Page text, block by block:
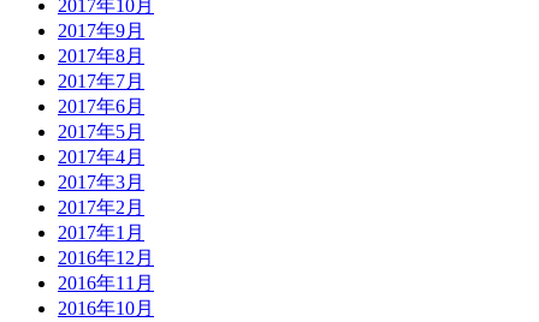
2017年10月
2017年9月
2017年8月
2017年7月
2017年6月
2017年5月
2017年4月
2017年3月
2017年2月
2017年1月
2016年12月
2016年11月
2016年10月